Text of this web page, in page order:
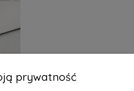
prywatność